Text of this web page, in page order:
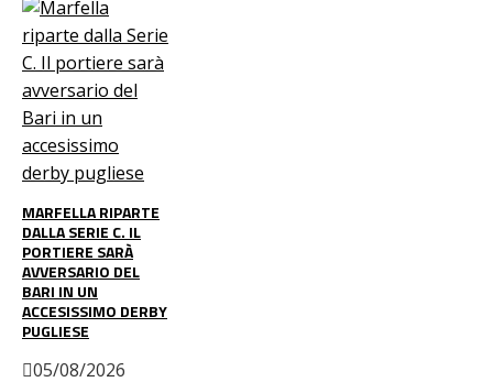
MARFELLA RIPARTE
DALLA SERIE C. IL
PORTIERE SARÀ
AVVERSARIO DEL
BARI IN UN
ACCESISSIMO DERBY
PUGLIESE
05/08/2026